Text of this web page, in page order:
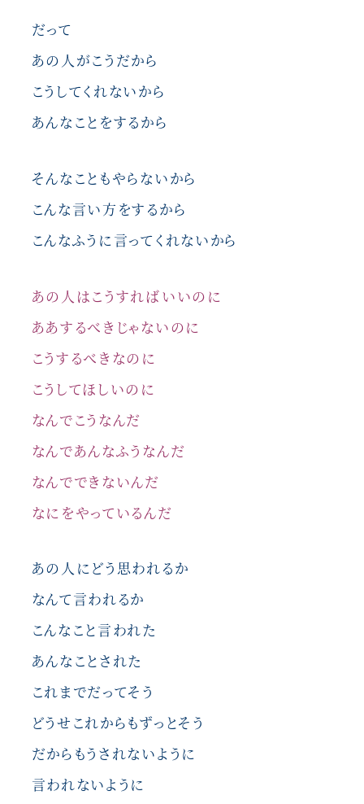
だって
あの人がこうだから
こうしてくれないから
あんなことをするから
そんなこともやらないから
こんな言い方をするから
こんなふうに言ってくれないから
あの人はこうすればいいのに
ああするべきじゃないのに
こうするべきなのに
こうしてほしいのに
なんでこうなんだ
なんであんなふうなんだ
なんでできないんだ
なにをやっているんだ
あの人にどう思われるか
なんて言われるか
こんなこと言われた
あんなことされた
これまでだってそう
どうせこれからもずっとそう
だからもうされないように
言われないように